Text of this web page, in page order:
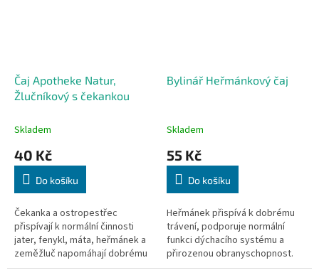
Čaj Apotheke Natur,
Žlučníkový s čekankou
Skladem
40 Kč
Do košíku
Čekanka a ostropestřec
přispívají k normální činnosti
jater, fenykl, máta, heřmánek a
zeměžluč napomáhají dobrému
trávení. 20x1,5g
Bylinář Heřmánkový čaj
Skladem
55 Kč
Do košíku
Heřmánek přispívá k dobrému
trávení, podporuje normální
funkci dýchacího systému a
přirozenou obranyschopnost.
Příznivě působí na duševní